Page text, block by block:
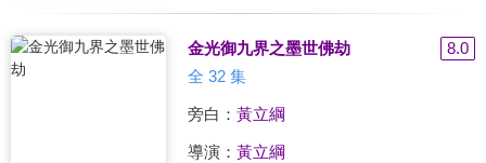
金光御九界之墨世佛劫
8.0
全 32 集
旁白： 黃立綱
導演： 黃立綱